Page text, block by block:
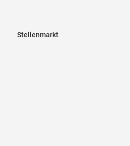
Stellenmarkt